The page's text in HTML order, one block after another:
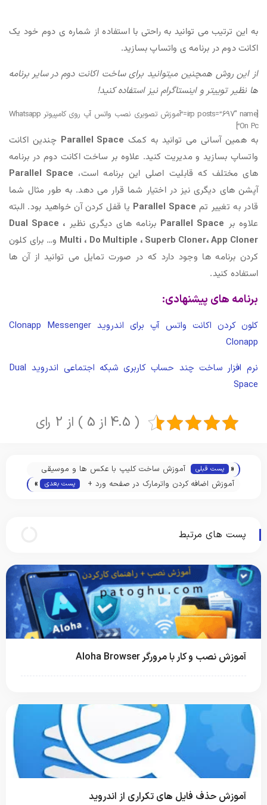
به این ترتیب می توانید به راحتی با استفاده از شماره ی دوم خود یک
اکانت دوم در برنامه ی واتساپ بسازید.
از این روش همچنین میتوانید برای ساخت اکانت دوم در سایر برنامه
ها نظیر توییتر و اینستاگرام نیز استفاده کنید!
[irp posts=”697″ name=”آموزش تصویری نصب واتس آپ روی کامپیوتر Whatsapp
On Pc”]
به همین آسانی می توانید به کمک Parallel Space چندین اکانت
واتساپ بسازید و مدیریت کنید. علاوه بر ساخت اکانت دوم در برنامه
های مختلف که قابلیت اصلی این برنامه است، Parallel Space
آپشن های دیگری نیز در اختیار شما قرار می دهد. به طور مثال شما
قادر به تغییر تم Parallel Space یا قفل کردن آن خواهید بود. البته
علاوه بر Parallel Space برنامه های دیگری نظیر Dual Space ،
Multi ، Do Multiple ، Superb Cloner، App Cloner و… برای کلون
کردن برنامه ها وجود دارد که در صورت تمایل می توانید از آن ها
استفاده کنید.
برنامه های پیشنهادی:
کلون کردن اکانت واتس آپ برای اندروید Clonapp Messenger
Clonapp
نرم افزار ساخت چند حساب کاربری شبکه اجتماعی اندروید Dual
Space
( 4.5 از 5 ) از 2 رای
« پست قبلی
آموزش ساخت کلیپ با عکس ها و موسیقی
در اندروید
آموزش اضافه کردن واترمارک در صفحه ورد +
پست بعدی »
پست های مرتبط
آموزش نصب و کار با مرورگر Aloha Browser
آموزش حذف فایل های تکراری از اندروید